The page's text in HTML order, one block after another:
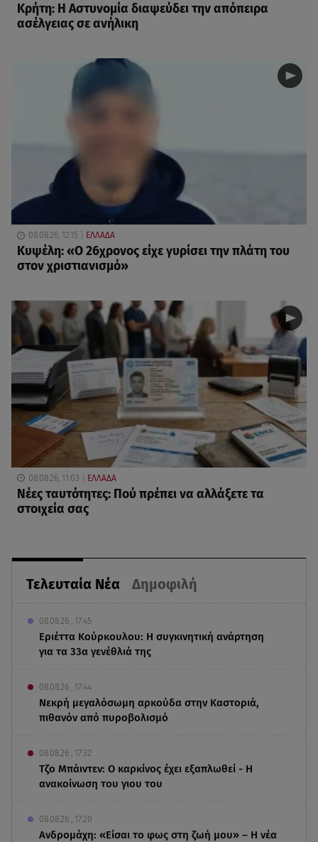
Τελευταία Νέα Δημοφιλή
08.08.26 , 17:45
Εριέττα Κούρκουλου: Η συγκινητική ανάρτηση
για τα 33α γενέθλιά της
08.08.26 , 17:44
Νεκρή μεγαλόσωμη αρκούδα στην Καστοριά,
πιθανόν από πυροβολισμό
08.08.26 , 17:32
Τζο Μπάιντεν: Ο καρκίνος έχει εξαπλωθεί - Η
ανακοίνωση του γιου του
08.08.26 , 17:20
Ανδρομάχη: «Είσαι το φως στη ζωή μου» – Η νέα
Κρήτη: Η Αστυνομία διαψεύδει την απόπειρα
ασέλγειας σε ανήλικη
08.08.26, 12:15 ΕΛΛΑΔΑ
Κυψέλη: «Ο 26χρονος είχε γυρίσει την πλάτη του
στον χριστιανισμό»
08.08.26, 11:03 ΕΛΛΑΔΑ
Νέες ταυτότητες: Πού πρέπει να αλλάξετε τα
στοιχεία σας